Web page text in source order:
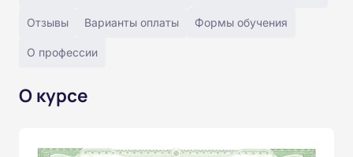
Отзывы Варианты оплаты Формы обучения
О профессии
О курсе